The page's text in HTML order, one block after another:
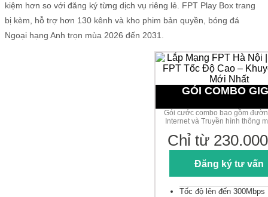
kiệm hơn so với đăng ký từng dịch vụ riêng lẻ. FPT Play Box trang
bị kèm, hỗ trợ hơn 130 kênh và kho phim bản quyền, bóng đá
Ngoại hạng Anh trọn mùa 2026 đến 2031.
GÓI COMBO
Gói cước combo bao gồm
Internet và Truyền hình thông
Chỉ từ 230.000
Đăng ký tư vấn
Tốc độ lên đến 300Mbps